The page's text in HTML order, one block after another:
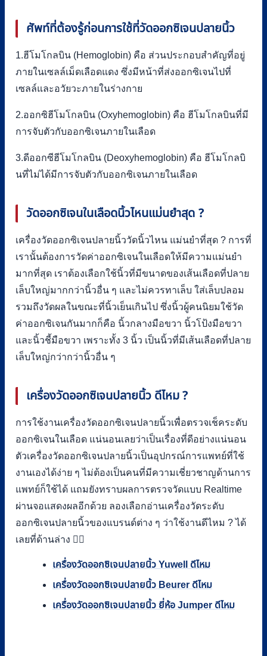
ศัพท์ที่ต้องรู้ก่อนการใช้ที่วัดออกซิเจนปลายนิ้ว
1.ฮีโมโกลบิน (Hemoglobin) คือ ส่วนประกอบสำคัญที่อยู่
ภายในเซลล์เม็ดเลือดแดง ซึ่งมีหน้าที่ส่งออกซิเจนไปที่
เซลล์และอวัยวะภายในร่างกาย
2.ออกซิฮีโมโกลบิน (Oxyhemoglobin) คือ ฮีโมโกลบินที่มี
การจับตัวกับออกซิเจนภายในเลือด
3.ดีออกซีฮีโมโกลบิน (Deoxyhemoglobin) คือ ฮีโมโกลบิ
นที่ไม่ได้มีการจับตัวกับออกซิเจนภายในเลือด
วัดออกซิเจนในเลือดนิ้วไหนแม่นยำสุด ?
เครื่องวัดออกซิเจนปลายนิ้ววัดนิ้วไหน แม่นยำที่สุด ? การที่
เรานั้นต้องการวัดค่าออกซิเจนในเลือดให้มีความแม่นยำ
มากที่สุด เราต้องเลือกใช้นิ้วที่มีขนาดของเส้นเลือดที่ปลาย
เล็บใหญ่มากกว่านิ้วอื่น ๆ และไม่ควรทาเล็บ ใส่เล็บปลอม
รวมถึงวัดผลในขณะที่นิ้วเย็นเกินไป ซึ่งนิ้วผู้คนนิยมใช้วัด
ค่าออกซิเจนกันมากก็คือ นิ้วกลางมือขวา นิ้วโป้งมือขวา
และนิ้วชี้มือขวา เพราะทั้ง 3 นิ้ว เป็นนิ้วที่มีเส้นเลือดที่ปลาย
เล็บใหญ่กว่ากว่านิ้วอื่น ๆ
เครื่องวัดออกซิเจนปลายนิ้ว ดีไหม ?
การใช้งานเครื่องวัดออกซิเจนปลายนิ้วเพื่อตรวจเช็คระดับ
ออกซิเจนในเลือด แน่นอนเลยว่าเป็นเรื่องที่ดีอย่างแน่นอน
ตัวเครื่องวัดออกซิเจนปลายนิ้วเป็นอุปกรณ์การแพทย์ที่ใช้
งานเองได้ง่าย ๆ ไม่ต้องเป็นคนที่มีความเชี่ยวชาญด้านการ
แพทย์ก็ใช้ได้ แถมยังทราบผลการตรวจวัดแบบ Realtime
ผ่านจอแสดงผลอีกด้วย ลองเลือกอ่านเครื่องวัดระดับ
ออกซิเจนปลายนิ้วของแบรนด์ต่าง ๆ ว่าใช้งานดีไหม ? ได้
เลยที่ด้านล่าง 👇🏻
เครื่องวัดออกซิเจนปลายนิ้ว Yuwell ดีไหม
เครื่องวัดออกซิเจนปลายนิ้ว Beurer ดีไหม
เครื่องวัดออกซิเจนปลายนิ้ว ยี่ห้อ Jumper ดีไหม